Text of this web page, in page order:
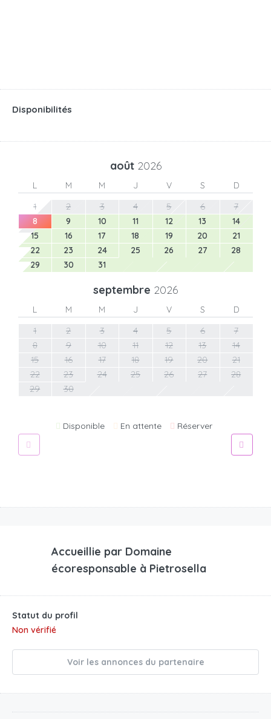
Disponibilités
août 2026
L M M J V S
D
1
2 3 4 5 6
7
8
9 10 11 12 13
14
15
16 17 18 19 20
21
22
23 24 25 26 27
28
29
30 31
septembre 2026
L M M J V S
D
1
2 3 4 5 6
7
8
9 10 11 12 13
14
15
16 17 18 19 20
21
22
23 24 25 26 27
28
29
30
Disponible En attente Réserver
Accueillie par Domaine
écoresponsable à Pietrosella
Statut du profil
Non vérifié
Voir les annonces du partenaire